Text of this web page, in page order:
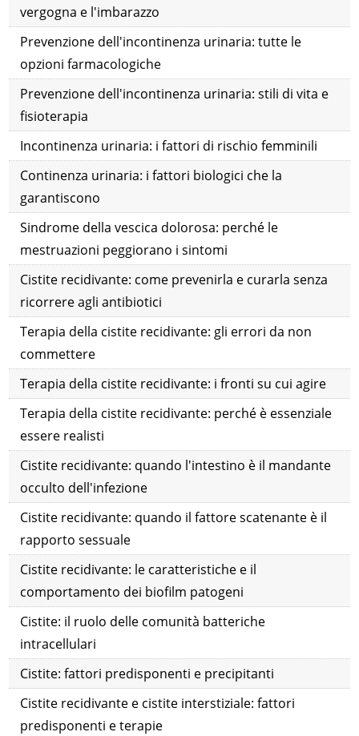
vergogna e l'imbarazzo
Prevenzione dell'incontinenza urinaria: tutte le
opzioni farmacologiche
Prevenzione dell'incontinenza urinaria: stili di vita e
fisioterapia
Incontinenza urinaria: i fattori di rischio femminili
Continenza urinaria: i fattori biologici che la
garantiscono
Sindrome della vescica dolorosa: perché le
mestruazioni peggiorano i sintomi
Cistite recidivante: come prevenirla e curarla senza
ricorrere agli antibiotici
Terapia della cistite recidivante: gli errori da non
commettere
Terapia della cistite recidivante: i fronti su cui agire
Terapia della cistite recidivante: perché è essenziale
essere realisti
Cistite recidivante: quando l'intestino è il mandante
occulto dell'infezione
Cistite recidivante: quando il fattore scatenante è il
rapporto sessuale
Cistite recidivante: le caratteristiche e il
comportamento dei biofilm patogeni
Cistite: il ruolo delle comunità batteriche
intracellulari
Cistite: fattori predisponenti e precipitanti
Cistite recidivante e cistite interstiziale: fattori
predisponenti e terapie